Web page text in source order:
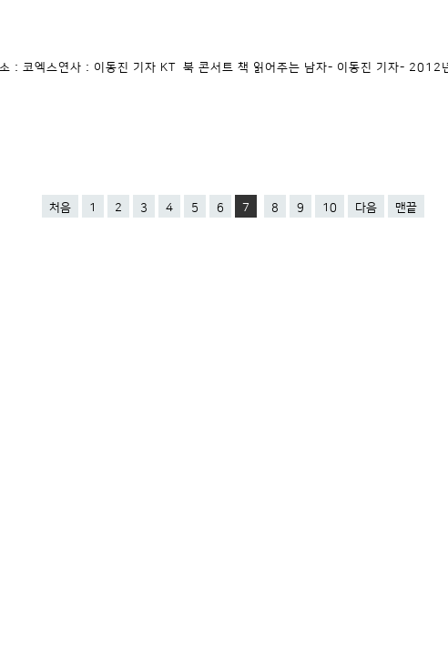
코엑스연사 : 이동진 기자 KT 북 콘서트 책 읽어주는 남자- 이동진 기자-
처음 1 2 3 4 5 6 7 8 9 10 다음 맨끝